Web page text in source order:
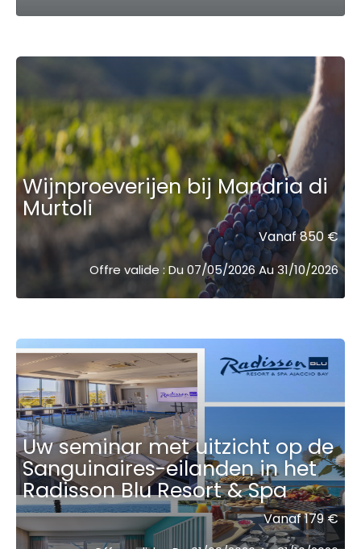
Wijnproeverijen bij Mandria di
Murtoli
Vanaf 850 €
Offre valide : Du 07/05/2026 Au 31/10/2026
Uw seminar met uitzicht op de
Sanguinaires-eilanden in het
Radisson Blu Resort & Spa ­͏‌ ­͏‌ ­͏‌ ­͏‌
Vanaf 179 €